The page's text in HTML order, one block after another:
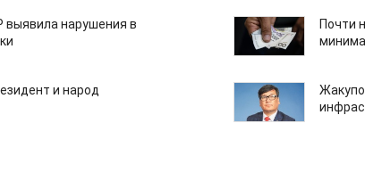
выявила нарушения в
Почти
и народ